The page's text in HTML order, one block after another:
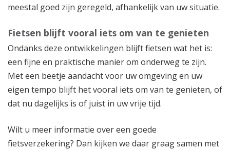
meestal goed zijn geregeld, afhankelijk van uw situatie.
Fietsen blijft vooral iets om van te genieten
Ondanks deze ontwikkelingen blijft fietsen wat het is:
een fijne en praktische manier om onderweg te zijn.
Met een beetje aandacht voor uw omgeving en uw
eigen tempo blijft het vooral iets om van te genieten, of
dat nu dagelijks is of juist in uw vrije tijd.
Wilt u meer informatie over een goede
fietsverzekering? Dan kijken we daar graag samen met